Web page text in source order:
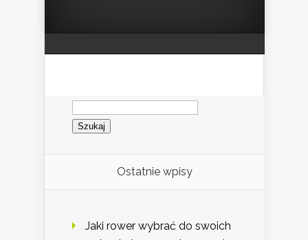
Szukaj:
Ostatnie wpisy
Jaki rower wybrać do swoich